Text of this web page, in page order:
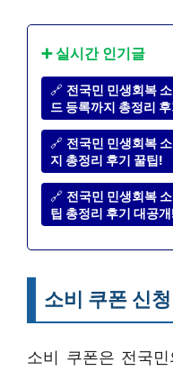
➕ 실시간 인기글
🔗 전국민 민생회복
드 등록까지 총정리
🔗 전국민 민생회복
지 총정리 후기 꿀팁!
🔗 전국민 민생회복
팁 총정리 후기 대공
소비 쿠폰 신
소비 쿠폰은 전국